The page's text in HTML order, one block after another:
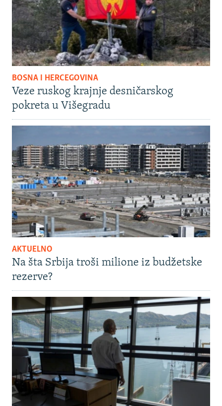
BOSNA I HERCEGOVINA
Veze ruskog krajnje desničarskog
pokreta u Višegradu
AKTUELNO
Na šta Srbija troši milione iz budžetske
rezerve?